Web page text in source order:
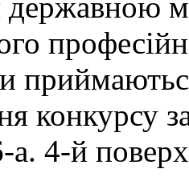
конкурсу
4-й